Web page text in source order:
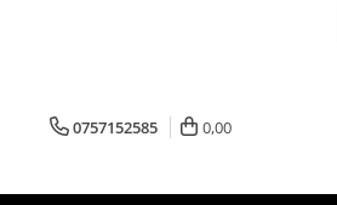
0757152585 0,00